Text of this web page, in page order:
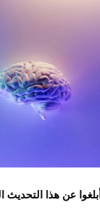
أبلغوا عن هذا